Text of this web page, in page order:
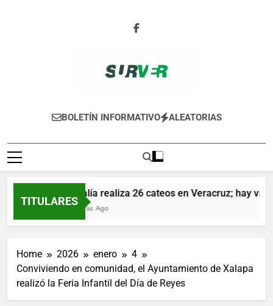
SURVER
BOLETÍN INFORMATIVO ALEATORIAS
TITULARES
Fiscalía realiza 26 cateos en Veracruz; hay
11 Horas Ago
Home 2026 enero
4
Conviviendo en comunidad, el Ayuntamiento de Xalapa
realizó la Feria Infantil del Día de Reyes